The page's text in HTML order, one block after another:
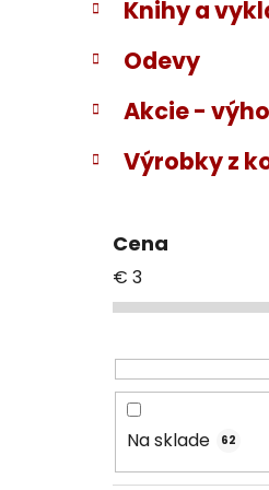
Knihy a
Odevy
Akcie -
Výrobky z
Cena
€ 3
Na sklade 62